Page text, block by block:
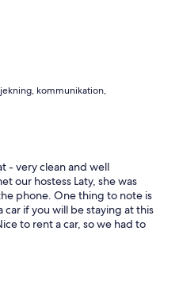
kommunikation,
- very clean and well
our hostess Laty, she was
phone. One thing to note is
if you will be staying at this
to rent a car, so we had to
a bit of a challenge. But if
a great view. There was
which was loaded with